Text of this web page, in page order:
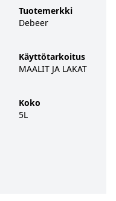
Tuotemerkki
Debeer
Käyttötarkoitus
MAALIT JA LAKAT
Koko
5L